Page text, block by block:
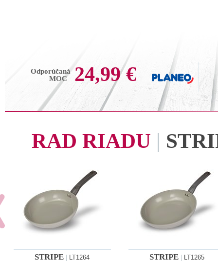
Odporúčaná
MOC
24,99 €
RAD RIADU |
STRIPE LT1264 STRIPE LT1265